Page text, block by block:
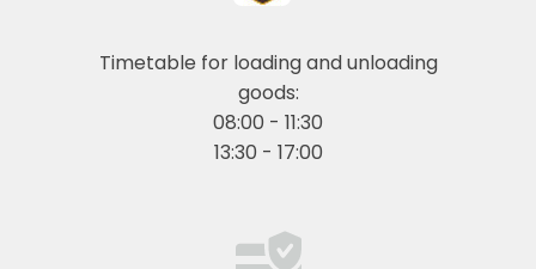
Timetable for loading and unloading
goods:
08:00 - 11:30
13:30 - 17:00